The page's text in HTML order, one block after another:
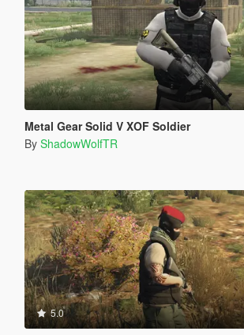
Metal Gear Solid V XOF Soldier
By ShadowWolfTR
5.0